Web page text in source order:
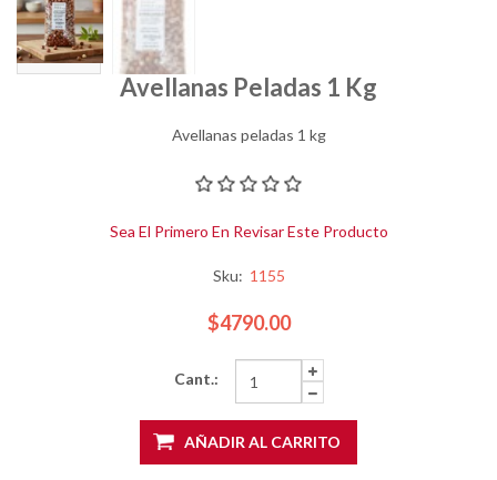
Avellanas Peladas 1 Kg
Avellanas peladas 1 kg
Sea El Primero En Revisar Este Producto
Sku: 1155
$4790.00
Cant.:
AÑADIR AL CARRITO